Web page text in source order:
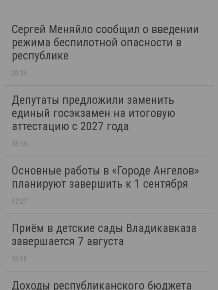
Сергей Меняйло сообщил о введении
режима беспилотной опасности в
республике
20:34
Депутаты предложили заменить
единый госэкзамен на итоговую
аттестацию с 2027 года
18:55
Основные работы в «Городе Ангелов»
планируют завершить к 1 сентября
17:27
Приём в детские сады Владикавказа
завершается 7 августа
16:18
Доходы республиканского бюджета